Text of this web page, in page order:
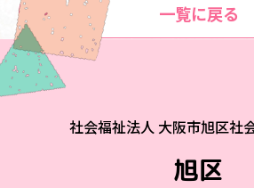
一覧に戻る
社会福祉法人 大阪市旭区社
旭区